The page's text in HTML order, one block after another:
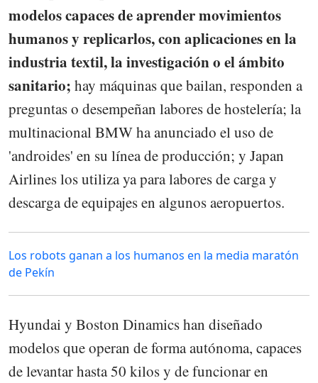
modelos capaces de aprender movimientos
humanos y replicarlos, con aplicaciones en la
industria textil, la investigación o el ámbito
sanitario; hay máquinas que bailan, responden a
preguntas o desempeñan labores de hostelería; la
multinacional BMW ha anunciado el uso de
'androides' en su línea de producción; y Japan
Airlines los utiliza ya para labores de carga y
descarga de equipajes en algunos aeropuertos.
Los robots ganan a los humanos en la media maratón
de Pekín
Hyundai y Boston Dinamics han diseñado
modelos que operan de forma autónoma, capaces
de levantar hasta 50 kilos y de funcionar en